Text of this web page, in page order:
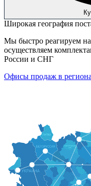
Широкая география
Мы быстро реагируем
осуществляем
России и СНГ
Офисы продаж в